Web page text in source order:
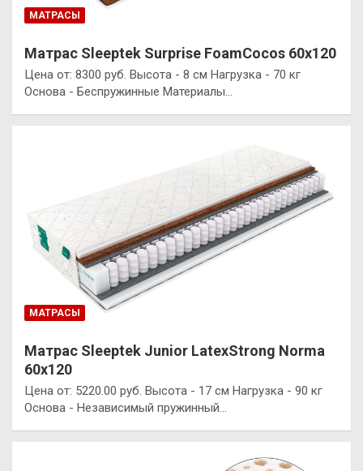
МАТРАСЫ
Матрас Sleeptek Surprise FoamCocos 60х120
Цена от: 8300 руб. Высота - 8 см Нагрузка - 70 кг
Основа - Беспружинные Материалы…
МАТРАСЫ
Матрас Sleeptek Junior LatexStrong Norma
60х120
Цена от: 5220.00 руб. Высота - 17 см Нагрузка - 90 кг
Основа - Независимый пружинный…